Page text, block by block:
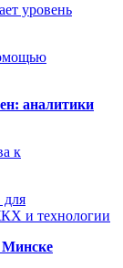
уровень
аналитики
к
для
и технологии
Минске